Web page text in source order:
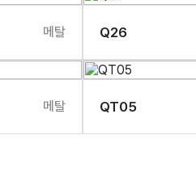
메탈 Q26
메탈 QT05